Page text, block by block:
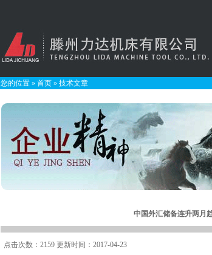
您的位置 » 首页 » 技术文章
中国外汇储备连升两月
点击次数：2159 更新时间：2017-04-23